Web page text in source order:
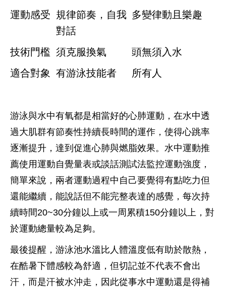
運動感受 規律節奏，自我
對話
多變律動且樂趣
技術門檻 須克服換氣
頭無須入水
適合對象
有游泳技能者 所有人
游泳與水中有氧都是相當好的心肺運動，在水中透
過大肌群有節奏性持續長時間的運作，使得心跳率
逐漸提升，達到促進心肺與燃脂效果。水中運動推
薦使用運動自覺量表或談話測試法監控運動強度，
簡單來說，兩者運動過程中自己要覺得有點吃力但
還能繼續，能說話但不能完整表達的感覺，每次持
續時間20~30分鐘以上或一周累積150分鐘以上，對
於運動總量較為足夠。
最後提醒，游泳池水溫比人體溫度低有助於散熱，
在酷暑下體感較為舒適，但切記並不代表不會出
汗，而是汗被水沖走，因此從事水中運動還是得補